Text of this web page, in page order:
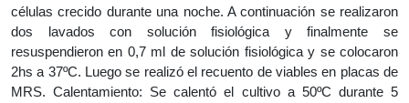
células crecido durante una noche. A continuación se realizaron
dos lavados con solución fisiológica y finalmente se
resuspendieron en 0,7 ml de solución fisiológica y se colocaron
2hs a 37ºC. Luego se realizó el recuento de viables en placas de
MRS. Calentamiento: Se calentó el cultivo a 50ºC durante 5